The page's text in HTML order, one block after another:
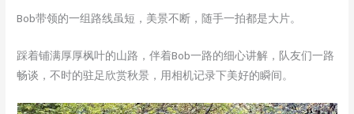
Bob带领的一组路线虽短，美景不断，随手一拍都是大片。
踩着铺满厚厚枫叶的山路，伴着Bob一路的细心讲解，队友们一路
畅谈，不时的驻足欣赏秋景，用相机记录下美好的瞬间。